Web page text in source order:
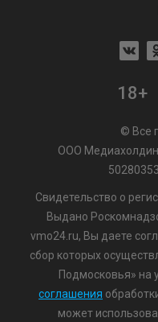
18+
© Все
ООО
Свидетельство о
Выдано
vmo24.ru, Вы даете
сбор которых
Подмосковья» на
соглашения
может